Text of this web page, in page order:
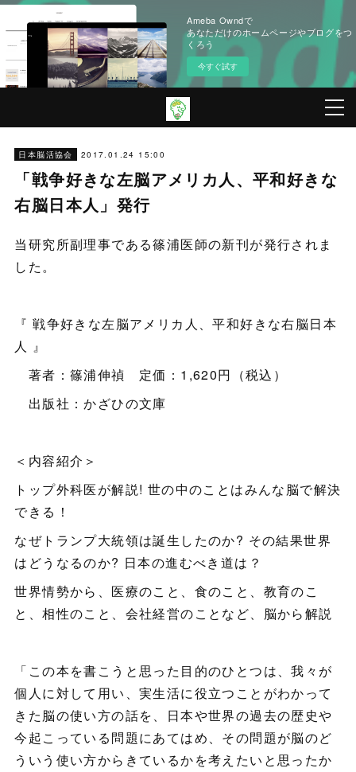
Ameba Owndで
あなただけのホームページやブログをつ
くろう
今すぐ試す
日本脳活協会 2017.01.24 15:00
「戦争好きな左脳アメリカ人、平和好きな
右脳日本人」発行
当研究所副理事である篠浦医師の新刊が発行されま
した。
『 戦争好きな左脳アメリカ人、平和好きな右脳日本
人 』
著者：篠浦伸禎 定価：1,620円（税込）
出版社：かざひの文庫
＜内容紹介＞
トップ外科医が解説! 世の中のことはみんな脳で解決
できる！
なぜトランプ大統領は誕生したのか? その結果世界
はどうなるのか? 日本の進むべき道は？
世界情勢から、医療のこと、食のこと、教育のこ
と、相性のこと、会社経営のことなど、脳から解説
「この本を書こうと思った目的のひとつは、我々が
個人に対して用い、実生活に役立つことがわかって
きた脳の使い方の話を、日本や世界の過去の歴史や
今起こっている問題にあてはめ、その問題が脳のど
ういう使い方からきているかを考えたいと思ったか